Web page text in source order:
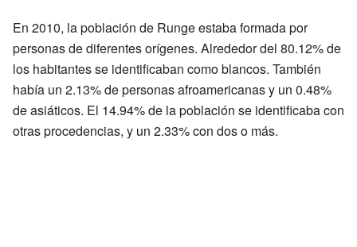
En 2010, la población de Runge estaba formada por
personas de diferentes orígenes. Alrededor del 80.12% de
los habitantes se identificaban como blancos. También
había un 2.13% de personas afroamericanas y un 0.48%
de asiáticos. El 14.94% de la población se identificaba con
otras procedencias, y un 2.33% con dos o más.